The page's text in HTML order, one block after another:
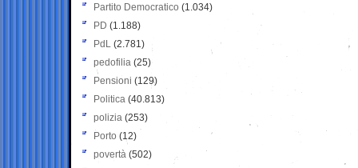
Partito Democratico (1.034)
PD (1.188)
PdL (2.781)
pedofilia (25)
Pensioni (129)
Politica (40.813)
polizia (253)
Porto (12)
povertà (502)